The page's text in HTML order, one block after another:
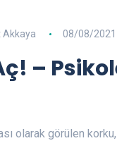
Akkaya 08/08/2021
–
olarak görülen